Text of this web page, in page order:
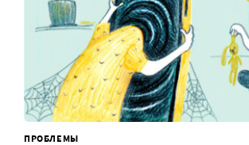
ПРОБЛЕМЫ